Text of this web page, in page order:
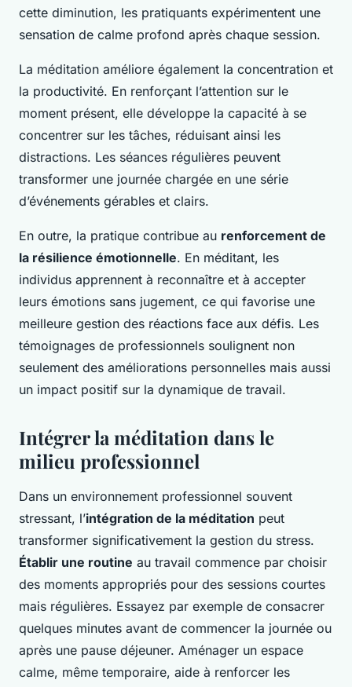
cette diminution, les pratiquants expérimentent une
sensation de calme profond après chaque session.
La méditation améliore également la concentration et
la productivité. En renforçant l’attention sur le
moment présent, elle développe la capacité à se
concentrer sur les tâches, réduisant ainsi les
distractions. Les séances régulières peuvent
transformer une journée chargée en une série
d’événements gérables et clairs.
En outre, la pratique contribue au renforcement de
la résilience émotionnelle. En méditant, les
individus apprennent à reconnaître et à accepter
leurs émotions sans jugement, ce qui favorise une
meilleure gestion des réactions face aux défis. Les
témoignages de professionnels soulignent non
seulement des améliorations personnelles mais aussi
un impact positif sur la dynamique de travail.
Intégrer la méditation dans le
milieu professionnel
Dans un environnement professionnel souvent
stressant, l’intégration de la méditation peut
transformer significativement la gestion du stress.
Établir une routine au travail commence par choisir
des moments appropriés pour des sessions courtes
mais régulières. Essayez par exemple de consacrer
quelques minutes avant de commencer la journée ou
après une pause déjeuner. Aménager un espace
calme, même temporaire, aide à renforcer les